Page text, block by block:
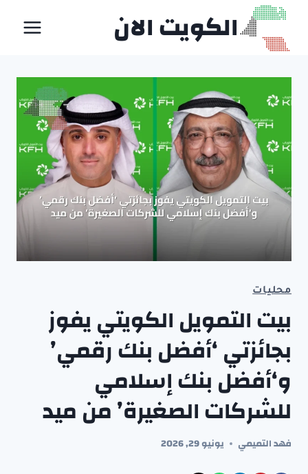
التجاوز
المحتوى
الكويت الان
محليات
بيت التمويل الكويتي يفوز
بجائزتي ‘أفضل بنك رقمي’
و‘أفضل بنك إسلامي
للشركات الصغيرة’ من ميد
فهد التميمي يونيو 29, 2026